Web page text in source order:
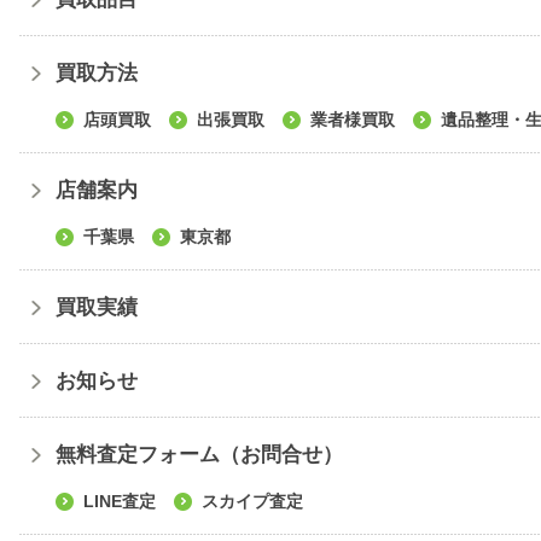
買取方法
店頭買取 出張買取 業者様買取 遺品整理・
店舗案内
千葉県 東京都
買取実績
お知らせ
無料査定フォーム（お問合せ）
LINE査定 スカイプ査定